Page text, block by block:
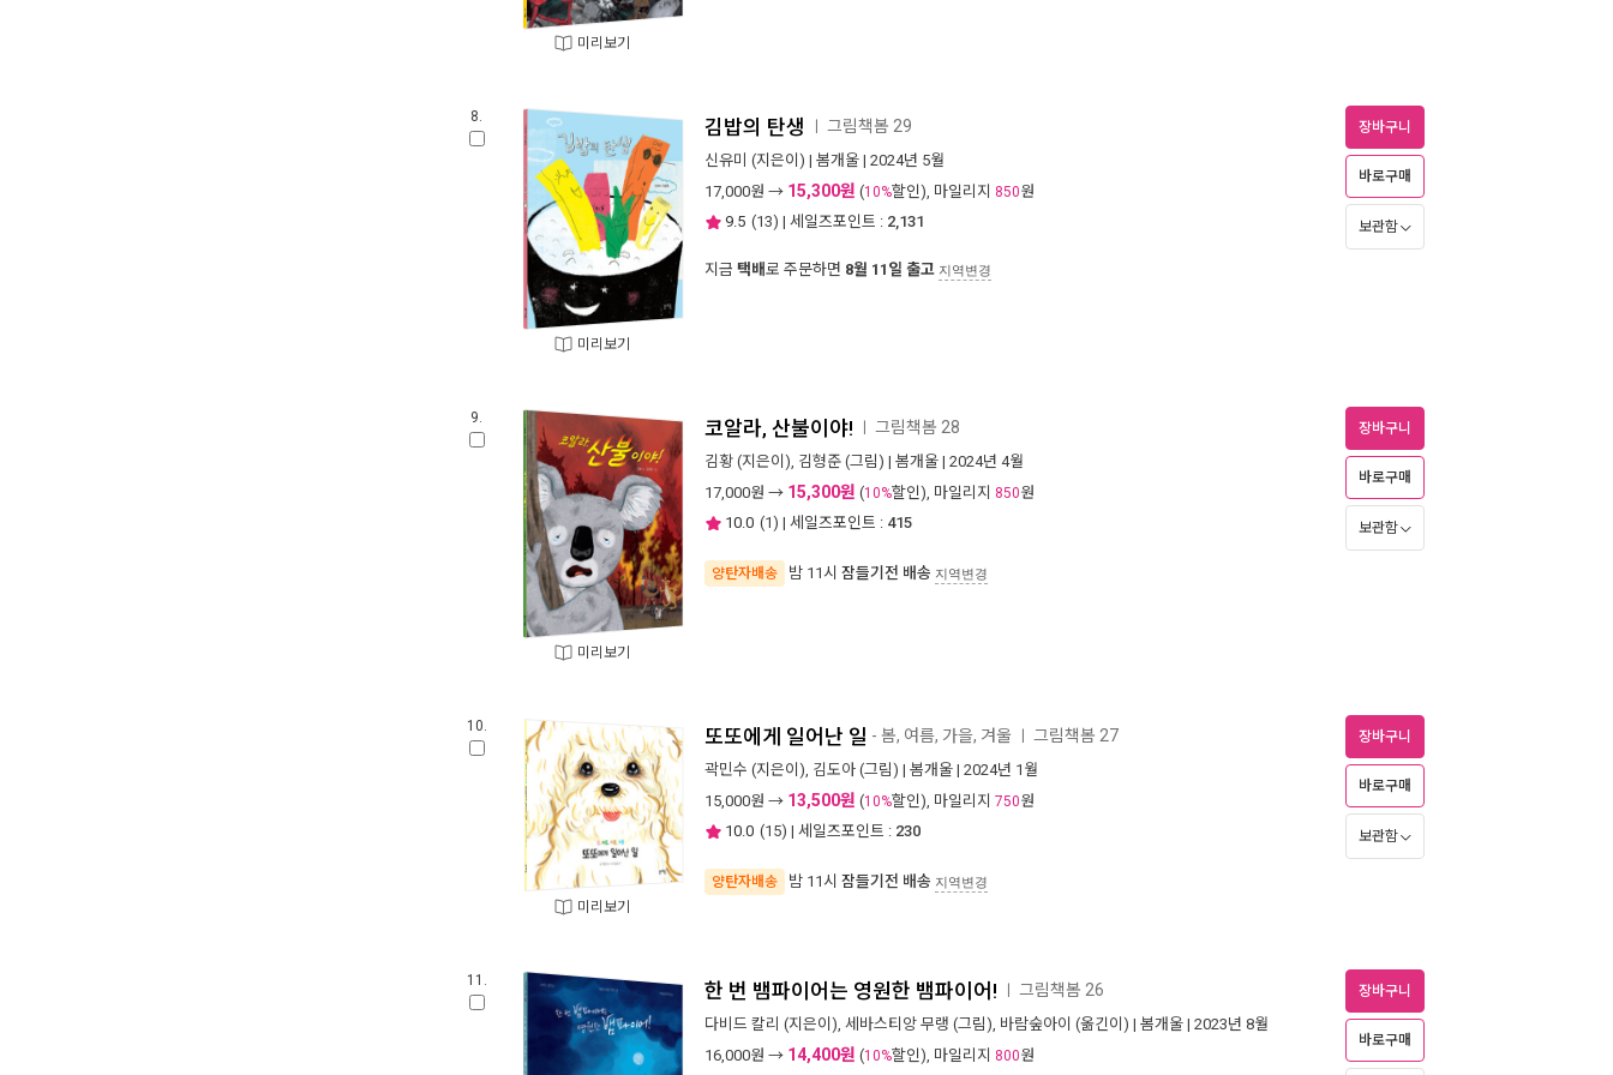
미리보기
8.
미리보기
김밥의 탄생 그림책봄 29
신유미 (지은이) | 봄개울 | 2024년 5월
17,000원 → 15,300원 (10%할인), 마일리지 850원
9.5 (13) | 세일즈포인트 : 2,131
지금 택배로 주문하면 8월 11일 출고 지역변경
장바구니
바로구매
보관함
9.
미리보기
코알라, 산불이야! 그림책봄 28
김황 (지은이), 김형준 (그림) | 봄개울 | 2024년 4월
17,000원 → 15,300원 (10%할인), 마일리지 850원
10.0 (1) | 세일즈포인트 : 415
양탄자배송 밤 11시 잠들기전 배송 지역변경
장바구니
바로구매
보관함
10.
미리보기
또또에게 일어난 일 - 봄, 여름, 가을, 겨울 그림책봄 27
곽민수 (지은이), 김도아 (그림) | 봄개울 | 2024년 1월
15,000원 → 13,500원 (10%할인), 마일리지 750원
10.0 (15) | 세일즈포인트 : 230
양탄자배송 밤 11시 잠들기전 배송 지역변경
장바구니
바로구매
보관함
11. 한 번 뱀파이어는 영원한 뱀파이어! 그림책봄 26
다비드 칼리 (지은이), 세바스티앙 무랭 (그림), 바람숲아이 (옮긴이) | 봄개울 | 2023년 8월
16,000원 → 14,400원 (10%할인), 마일리지 800원
장바구니
바로구매